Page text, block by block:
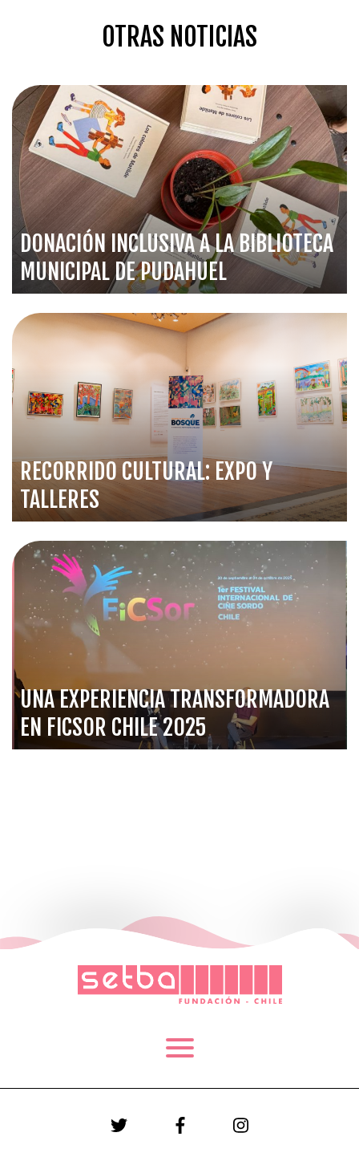
OTRAS NOTICIAS
DONACIÓN INCLUSIVA A LA BIBLIOTECA
MUNICIPAL DE PUDAHUEL
RECORRIDO CULTURAL: EXPO Y
TALLERES
UNA EXPERIENCIA TRANSFORMADORA
EN FICSOR CHILE 2025